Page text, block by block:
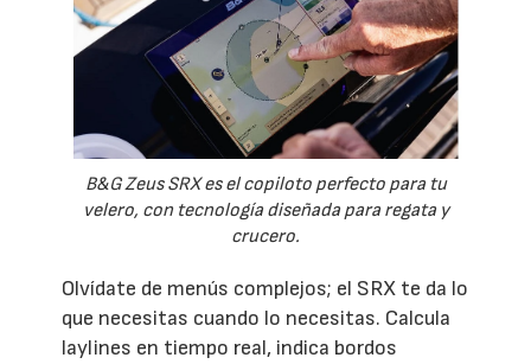
B&G Zeus SRX es el copiloto perfecto para tu
velero, con tecnología diseñada para regata y
crucero.
Olvídate de menús complejos; el SRX te da lo
que necesitas cuando lo necesitas. Calcula
laylines en tiempo real, indica bordos